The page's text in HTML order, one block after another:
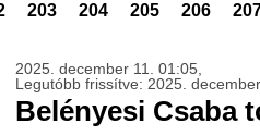
203 204 205 206
2025. december 11. 01:05,
Legutóbb frissítve: 2025.
Belényesi Csaba